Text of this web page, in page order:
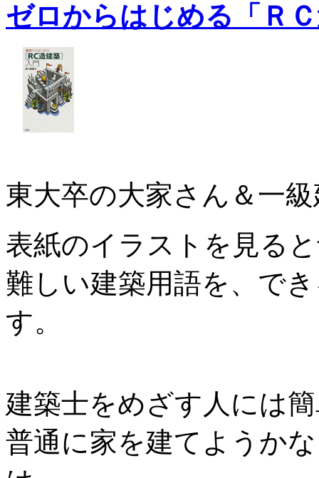
ゼロからはじめる「Ｒ
東大卒の大家さん＆一
表紙のイラストを見る
難しい建築用語を、で
す。
建築士をめざす人には
普通に家を建てようか